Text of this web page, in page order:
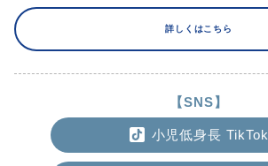
詳しくはこちら
【SNS】
小児低身長 TikTok